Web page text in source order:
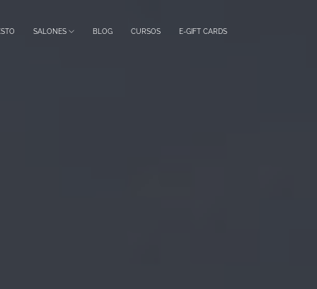
SALONES BLOG CURSOS E-GIFT CARDS